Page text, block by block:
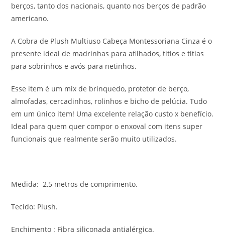
berços, tanto dos nacionais, quanto nos berços de padrão
americano.
A Cobra de Plush Multiuso Cabeça Montessoriana Cinza é o
presente ideal de madrinhas para afilhados, titios e titias
para sobrinhos e avós para netinhos.
Esse item é um mix de brinquedo, protetor de berço,
almofadas, cercadinhos, rolinhos e bicho de pelúcia. Tudo
em um único item! Uma excelente relação custo x benefício.
Ideal para quem quer compor o enxoval com itens super
funcionais que realmente serão muito utilizados.
Medida: 2,5 metros de comprimento.
Tecido: Plush.
Enchimento : Fibra siliconada antialérgica.